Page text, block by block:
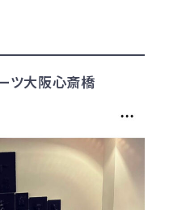
ツ大阪心斎橋